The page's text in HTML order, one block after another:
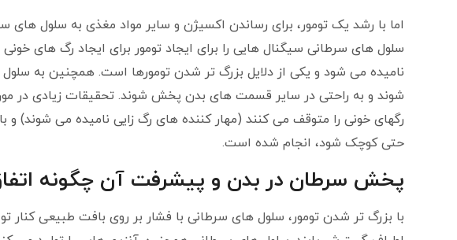
اما با رشد یک تومور، برای رساندن اکسیژن و سایر مواد مغذی به سلول های
سلول های سرطانی سیگنال هایی را برای ایجاد تومور برای ایجاد رگ های
نامیده می شود و یکی از دلایل بزرگ تر شدن تومورها است. همچنین به
شوند و به راحتی در سایر قسمت های بدن پخش شوند. تحقیقات زیادی در
رگهای خونی را متوقف می کنند (مهار کننده های رگ زایی نامیده می شوند)
حتی کوچک شود، انجام شده است.
پخش سرطان در بدن و پیشرفت آن چگونه
با بزرگ تر شدن تومور، سلول های سرطانی با فشار بر روی بافت طبیعی کنار